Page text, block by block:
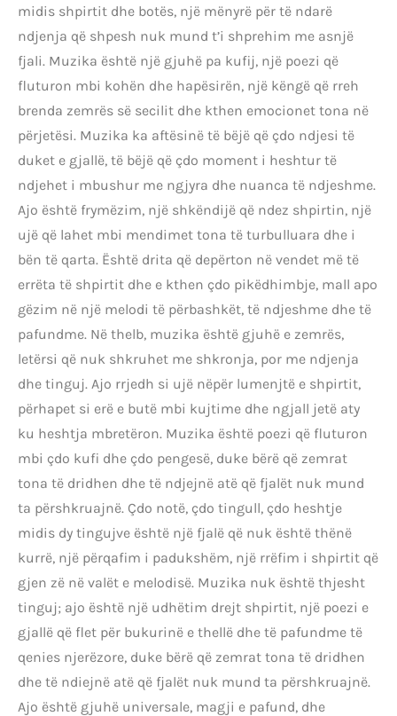
midis shpirtit dhe botës, një mënyrë për të ndarë
ndjenja që shpesh nuk mund t’i shprehim me asnjë
fjali. Muzika është një gjuhë pa kufij, një poezi që
fluturon mbi kohën dhe hapësirën, një këngë që rreh
brenda zemrës së secilit dhe kthen emocionet tona në
përjetësi. Muzika ka aftësinë të bëjë që çdo ndjesi të
duket e gjallë, të bëjë që çdo moment i heshtur të
ndjehet i mbushur me ngjyra dhe nuanca të ndjeshme.
Ajo është frymëzim, një shkëndijë që ndez shpirtin, një
ujë që lahet mbi mendimet tona të turbulluara dhe i
bën të qarta. Është drita që depërton në vendet më të
errëta të shpirtit dhe e kthen çdo pikëdhimbje, mall apo
gëzim në një melodi të përbashkët, të ndjeshme dhe të
pafundme. Në thelb, muzika është gjuhë e zemrës,
letërsi që nuk shkruhet me shkronja, por me ndjenja
dhe tinguj. Ajo rrjedh si ujë nëpër lumenjtë e shpirtit,
përhapet si erë e butë mbi kujtime dhe ngjall jetë aty
ku heshtja mbretëron. Muzika është poezi që fluturon
mbi çdo kufi dhe çdo pengesë, duke bërë që zemrat
tona të dridhen dhe të ndjejnë atë që fjalët nuk mund
ta përshkruajnë. Çdo notë, çdo tingull, çdo heshtje
midis dy tingujve është një fjalë që nuk është thënë
kurrë, një përqafim i padukshëm, një rrëfim i shpirtit që
gjen zë në valët e melodisë. Muzika nuk është thjesht
tinguj; ajo është një udhëtim drejt shpirtit, një poezi e
gjallë që flet për bukurinë e thellë dhe të pafundme të
qenies njerëzore, duke bërë që zemrat tona të dridhen
dhe të ndiejnë atë që fjalët nuk mund ta përshkruajnë.
Ajo është gjuhë universale, magji e pafund, dhe